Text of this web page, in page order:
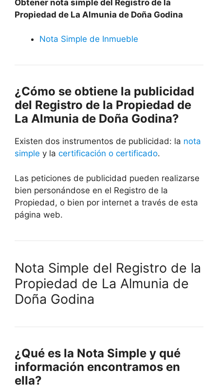
Obtener nota simple del Registro de la
Propiedad de La Almunia de Doña Godina
Nota Simple de Inmueble
¿Cómo se obtiene la publicidad
del Registro de la Propiedad de
La Almunia de Doña Godina?
Existen dos instrumentos de publicidad: la nota
simple y la certificación o certificado.
Las peticiones de publicidad pueden realizarse
bien personándose en el Registro de la
Propiedad, o bien por internet a través de esta
página web.
Nota Simple del Registro de la
Propiedad de La Almunia de
Doña Godina
¿Qué es la Nota Simple y qué
información encontramos en
ella?